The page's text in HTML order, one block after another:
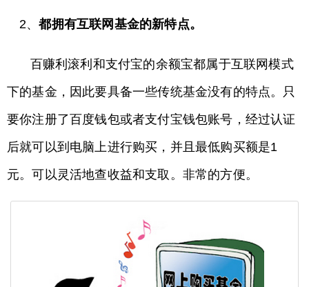
2、都拥有互联网基金的新特点。
百赚利滚利和支付宝的余额宝都属于互联网模式
下的基金，因此要具备一些传统基金没有的特点。只
要你注册了百度钱包或者支付宝钱包账号，经过认证
后就可以到电脑上进行购买，并且最低购买额是1
元。可以灵活地查收益和支取。非常的方便。